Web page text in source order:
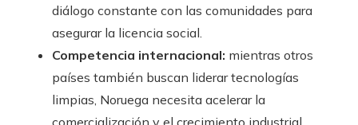
diálogo constante con las comunidades para
asegurar la licencia social.
Competencia internacional: mientras otros
países también buscan liderar tecnologías
limpias, Noruega necesita acelerar la
comercialización y el crecimiento industrial